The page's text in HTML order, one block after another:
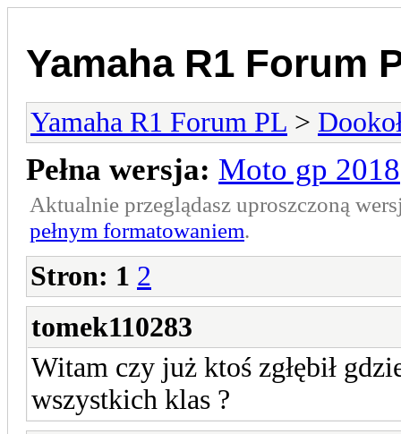
Yamaha R1 Forum
Yamaha R1 Forum PL >
Pełna wersja: Moto gp 2018
Aktualnie przeglądasz uproszczoną
pełnym formatowaniem.
Stron: 1 2
tomek110283
Witam czy już ktoś zgłębił
wszystkich klas ?